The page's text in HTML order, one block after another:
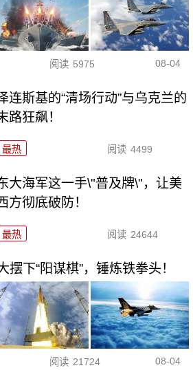
阅读 5975 08-04
连斯基的“清场行动”与乌克兰的
路狂飙！
最热 阅读 4499
大海军这一手\"普及牌\"，让美
方彻底破防！
最热 阅读 24644
下“阳谋棋”，锤炼铁拳头！
阅读 21724 08-04